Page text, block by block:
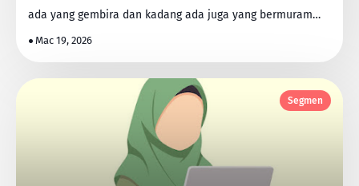
ada yang gembira dan kadang ada juga yang bermuram
du…
Mac 19, 2026
Segmen